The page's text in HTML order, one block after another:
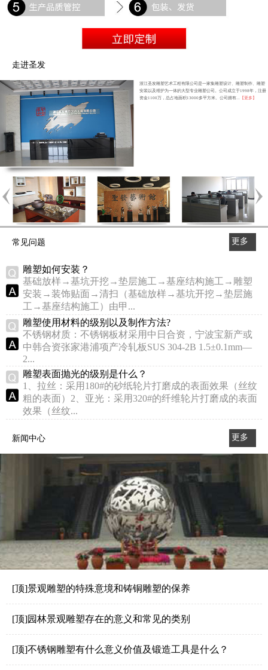
走进圣发
浙江圣发雕塑艺术工程有限公司是一家集雕塑设计、雕塑制作、雕塑
安装以及维护为一体的大型专业雕塑公司。公司成立于1998年，注册
资金1100万，总占地面积13000多平方米。公司拥有...
【更多】
常见问题
更多
雕塑如何安装？
基础放样→基坑开挖→垫层施工→基座结构施工→雕塑
安装→装饰贴面→清扫（基础放样→基坑开挖→垫层施
工→基座结构施工）由甲...
雕塑使用材料的级别以及制作方法?
不锈钢材质：不锈钢板材采用中日合资，宁波宝新产或
中韩合资张家港浦项产冷轧板SUS 304-2B 1.5±0.1mm—
2...
雕塑表面抛光的级别是什么？
1、拉丝：采用180#的砂纸轮片打磨成的表面效果（丝纹
粗的表面）2、亚光：采用320#的纤维轮片打磨成的表面
效果（丝纹...
新闻中心
更多
>>
[顶]景观雕塑的特殊意境和铸铜雕塑的保养
[顶]园林景观雕塑存在的意义和常见的类别
[顶]不锈钢雕塑有什么意义价值及锻造工具是什么？